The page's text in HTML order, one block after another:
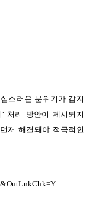
스러운 분위기가 감지
’ 처리 방안이 제시되지
저 해결돼야 적극적인